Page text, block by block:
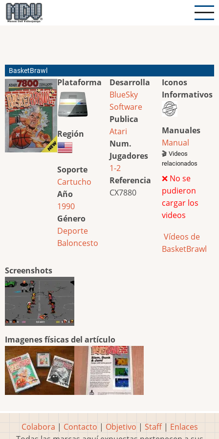
Pasar
al
BasketBrawl
Plataforma
Región
Soporte
Cartucho
Año
1990
Género
Deporte
Baloncesto
Desarrolla
BlueSky
Software
Publica
Atari
Num.
Jugadores
1-2
Referencia
CX7880
Iconos
Informativos
Manuales
Manual
🎬 Videos
relacionados
❌ No se
pudieron
cargar los
videos
Vídeos de
BasketBrawl
Screenshots
Imagenes físicas del artículo
Colabora | Contacto | Objetivo | Staff| Enlaces